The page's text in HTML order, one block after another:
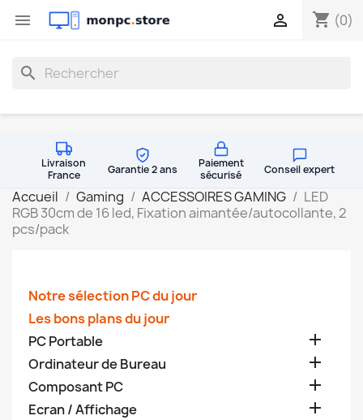
 shopping_cart (0)

search
Livraison
France
Garantie 2 ans
Paiement
sécurisé
Conseil expert
Accueil Gaming ACCESSOIRES GAMING
LED
RGB 30cm de 16 led, Fixation aimantée/autocollante, 2
pcs/pack
Notre sélection PC du jour
Les bons plans du jour
PC Portable

Ordinateur de Bureau 
Composant PC 
Ecran / Affichage 